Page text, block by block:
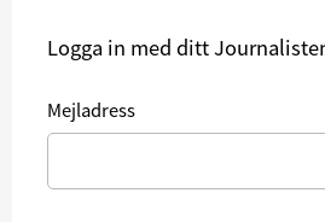
Logga in med ditt
Mejladress